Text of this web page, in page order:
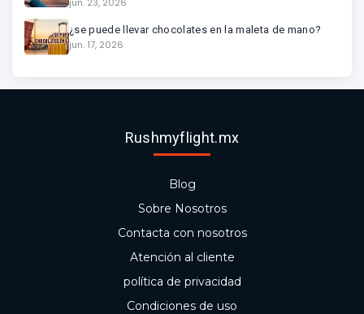
¿se puede llevar chocolates en la maleta de mano?
jun. 17, 2026
Rushmyflight.mx
Blog
Sobre Nosotros
Contacta con nosotros
Atención al cliente
política de privacidad
Condiciones de uso